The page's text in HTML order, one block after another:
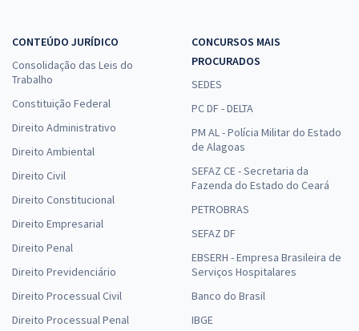
CONTEÚDO JURÍDICO
Consolidação das Leis do
Trabalho
Constituição Federal
Direito Administrativo
Direito Ambiental
Direito Civil
Direito Constitucional
Direito Empresarial
Direito Penal
Direito Previdenciário
Direito Processual Civil
Direito Processual Penal
CONCURSOS MAIS
PROCURADOS
SEDES
PC DF - DELTA
PM AL - Polícia Militar do Estado
de Alagoas
SEFAZ CE - Secretaria da
Fazenda do Estado do Ceará
PETROBRAS
SEFAZ DF
EBSERH - Empresa Brasileira de
Serviços Hospitalares
Banco do Brasil
IBGE